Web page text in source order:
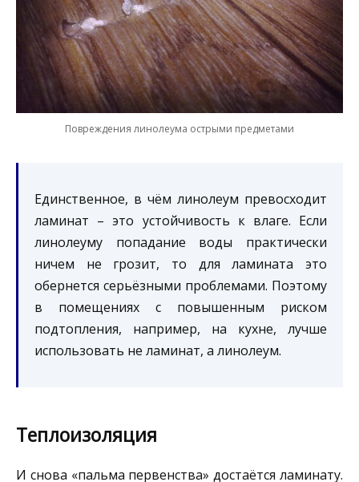
Повреждения линолеума острыми предметами
Единственное, в чём линолеум превосходит
ламинат – это устойчивость к влаге. Если
линолеуму попадание воды практически
ничем не грозит, то для ламината это
обернется серьёзными проблемами. Поэтому
в помещениях с повышенным риском
подтопления, например, на кухне, лучше
использовать не ламинат, а линолеум.
Теплоизоляция
И снова «пальма первенства» достаётся ламинату.